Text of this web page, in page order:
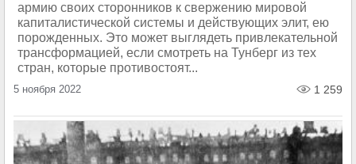
армию своих сторонников к свержению мировой
капиталистической системы и действующих элит, ею
порожденных. Это может выглядеть привлекательной
трансформацией, если смотреть на Тунберг из тех
стран, которые противостоят...
5 ноября 2022 1 259